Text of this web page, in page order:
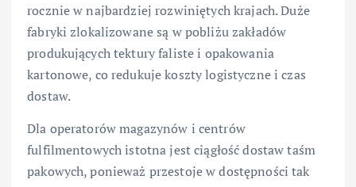
rocznie w najbardziej rozwiniętych krajach. Duże
fabryki zlokalizowane są w pobliżu zakładów
produkujących tektury faliste i opakowania
kartonowe, co redukuje koszty logistyczne i czas
dostaw.
Dla operatorów magazynów i centrów
fulfilmentowych istotna jest ciągłość dostaw taśm
pakowych, ponieważ przestoje w dostępności tak